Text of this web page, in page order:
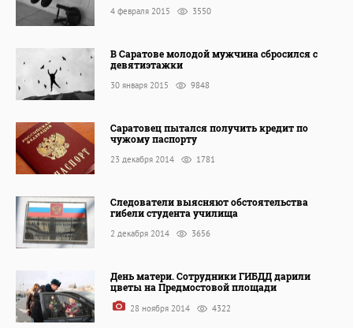
4 февраля 2015 3550
В Саратове молодой мужчина сбросился с
девятиэтажки
30 января 2015 9848
Саратовец пытался получить кредит по
чужому паспорту
23 декабря 2014 1781
Следователи выясняют обстоятельства
гибели студента училища
2 декабря 2014 3656
День матери. Сотрудники ГИБДД дарили
цветы на Предмостовой площади
28 ноября 2014 4322